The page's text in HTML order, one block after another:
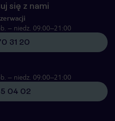
się z nami
– niedz. 09:00–21:00
31 20
– niedz. 09:00–21:00
04 02